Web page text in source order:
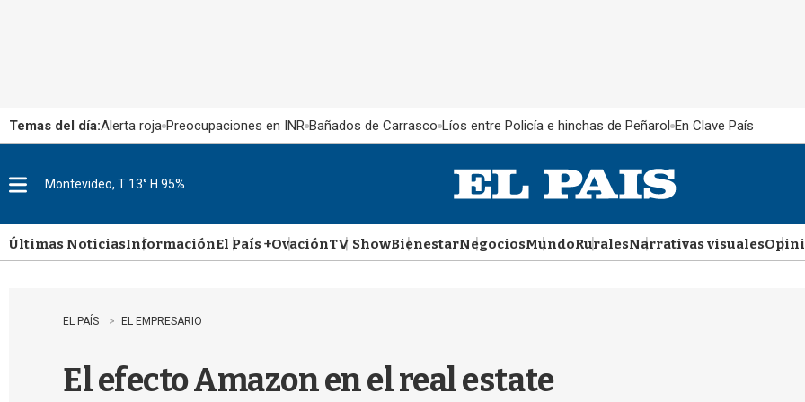
Temas del día:Alerta roja Preocupaciones en INR Bañados de Carrasco Líos entre Policía e hinchas de Peñarol En Clave País
u
Montevideo, T 13° H 95%
Últimas NoticiasInformaciónEl País +OvaciónTV ShowBienestarNegociosMundoRuralesNarrativas visuales
EL PAÍS EL EMPRESARIO
El efecto Amazon en el real estate